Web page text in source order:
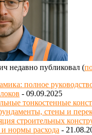
недавно публиковал (
полное
- 09.09.2025
тонкостенные
стены и
строительных
нормы расхода -